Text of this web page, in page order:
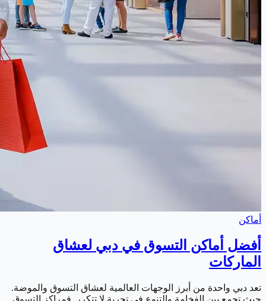
أماكن
أفضل أماكن التسوق في دبي لعشاق
الماركات
تعد دبي واحدة من أبرز الوجهات العالمية لعشاق التسوق والموضة.